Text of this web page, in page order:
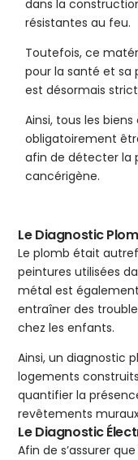
dans la
résistantes au feu.
Toutefois, ce
pour la santé et sa
est désormais
Ainsi, tous les
obligatoirement
afin de détecter la
cancérigène.
Le Diagnostic
Le plomb était
peintures utilisées
métal est
entraîner des
chez les enfants.
Ainsi, un diagnostic
logements
quantifier la
revêtements
Le Diagnostic
Afin de s’assurer